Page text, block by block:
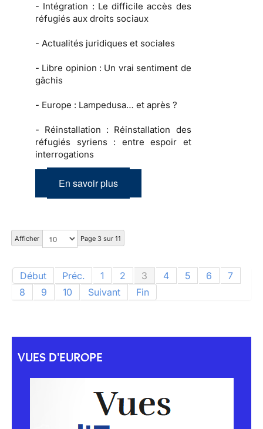
- Intégration : Le difficile accès des
réfugiés aux droits sociaux
- Actualités juridiques et sociales
- Libre opinion : Un vrai sentiment de
gâchis
- Europe : Lampedusa… et après ?
- Réinstallation : Réinstallation des
réfugiés syriens : entre espoir et
interrogations
En savoir plus
Afficher Page 3 sur 11
Début Préc. 1 2 3 4 5 6
7
8
9 10 Suivant Fin
VUES D'EUROPE